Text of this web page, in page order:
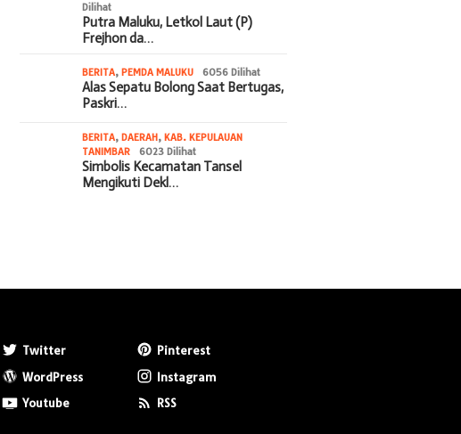
Dilihat
Putra Maluku, Letkol Laut (P)
Frejhon da…
BERITA,PEMDA MALUKU 6056 Dilihat
Alas Sepatu Bolong Saat Bertugas,
Paskri…
BERITA,DAERAH,KAB. KEPULAUAN
TANIMBAR
6023 Dilihat
Simbolis Kecamatan Tansel
Mengikuti Dekl…
Twitter
Pinterest
WordPress
Instagram
Youtube RSS